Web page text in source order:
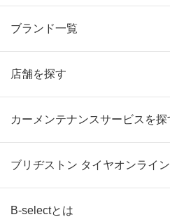
ブランド一覧
店舗を探す
カーメンテナンスサービスを探
ブリヂストン タイヤオンライ
B-selectとは